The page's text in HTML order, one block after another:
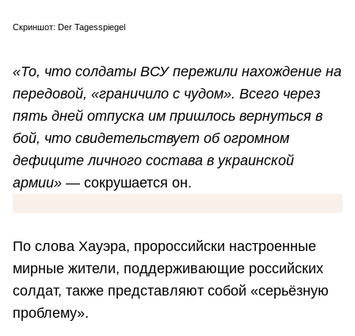
Скриншот: Der Tagesspiegel
«То, что солдаты ВСУ пережили нахождение на
передовой, «граничило с чудом». Всего через
пять дней отпуска им пришлось вернуться в
бой, что свидетельствует об огромном
дефиците личного состава в украинской
армии» — сокрушается он.
По слова Хауэра, пророссийски настроенные
мирные жители, поддерживающие российских
солдат, также представляют собой «серьёзную
проблему».